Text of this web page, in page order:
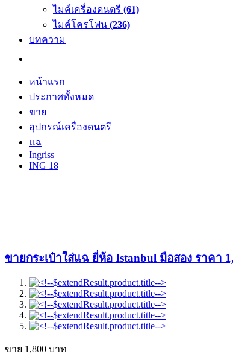
ไมค์เครื่องดนตรี (61)
ไมค์โครโฟน (236)
บทความ
หน้าแรก
ประกาศทั้งหมด
ขาย
อุปกรณ์เครื่องดนตรี
แฉ
Ingriss
ING 18
ขายกระเป๋าใส่แฉ ยี่ห้อ Istanbul มือสอง ราคา
ขาย 1,800 บาท